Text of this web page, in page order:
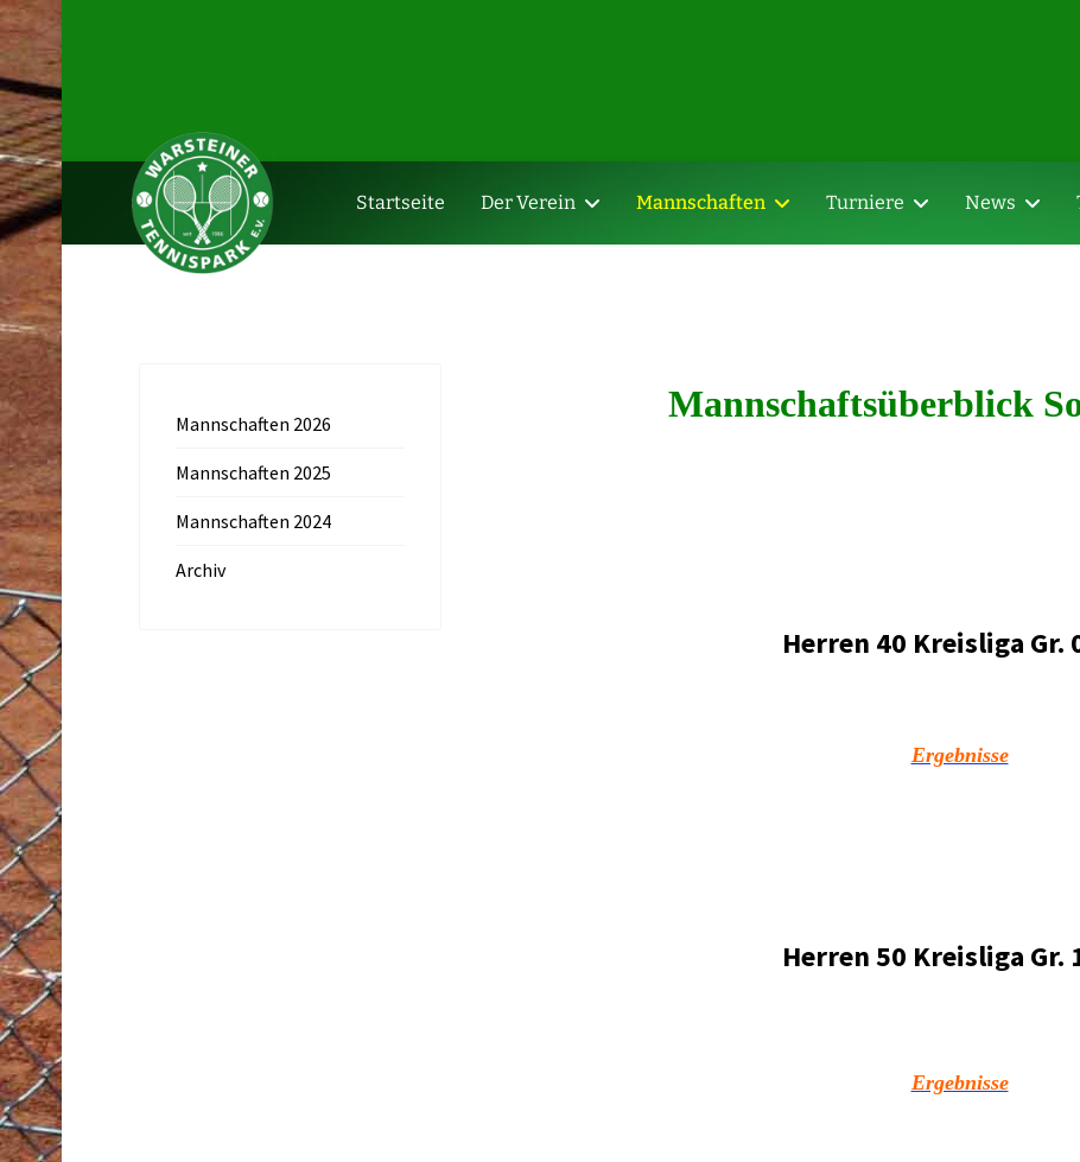
Startseite Der Verein Mannschaften Turniere News
Mannschaften 2026
Mannschaften 2025
Mannschaften 2024
Archiv
Mannschaftsüberblick
Herren 40 Kreisliga Gr.
Ergebnisse
Herren 50 Kreisliga Gr.
Ergebnisse